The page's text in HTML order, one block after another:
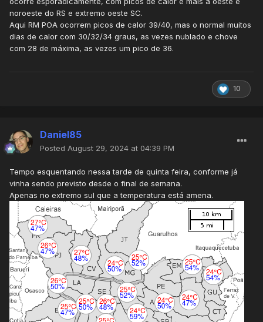
noroeste do RS e extremo oeste SC.
Aqui RM POA ocorrem picos de calor 39/40, mas o normal muitos
dias de calor com 30/32/34 graus, as vezes nublado e chove
com 28 de máxima, as vezes um pico de 36.
10
Daniel85
Posted August 29, 2024 at 04:39 PM
Tempo esquentando nessa tarde de quinta feira, conforme já
vinha sendo previsto desde o final de semana.
Apenas no extremo sul que a temperatura está amena.